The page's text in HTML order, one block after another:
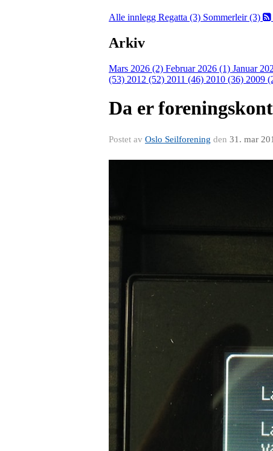
Alle innlegg Regatta (3) Sommerleir (3)
Arkiv
Mars 2026 (2) Februar 2026 (1) Januar
(53) 2012 (52) 2011 (46) 2010 (36) 2009
Da er
Postet av Oslo Seilforening den 31. mar